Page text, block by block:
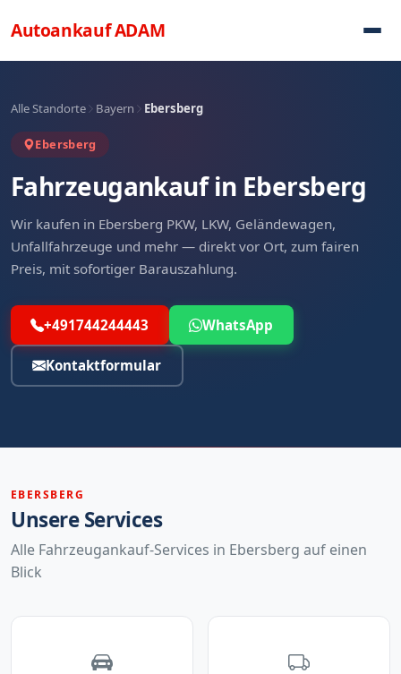
AutoankaufADAM
Alle Standorte Bayern Ebersberg
Ebersberg
Fahrzeugankauf in Ebersberg
Wir kaufen in Ebersberg PKW, LKW, Geländewagen,
Unfallfahrzeuge und mehr — direkt vor Ort, zum fairen
Preis, mit sofortiger Barauszahlung.
+491744244443 WhatsApp
Kontaktformular
EBERSBERG
Unsere Services
Alle Fahrzeugankauf-Services in Ebersberg auf einen
Blick